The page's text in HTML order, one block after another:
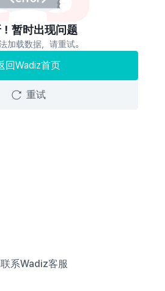
暂时出现问题
加载数据，请重试。
回Wadiz首页
重试
联系Wadiz客服